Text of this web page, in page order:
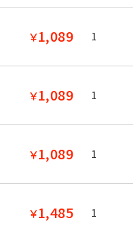
￥1,089 1
￥1,089 1
￥1,089 1
￥1,485 1